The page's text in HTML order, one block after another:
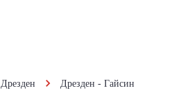
Дрезден Дрезден - Гайсин